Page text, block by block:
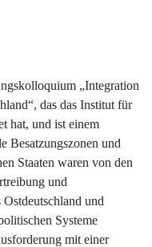
„Integration
das das Institut für
hat, und ist einem
Besatzungszonen und
Staaten waren von den
und
und
Systeme
mit einer